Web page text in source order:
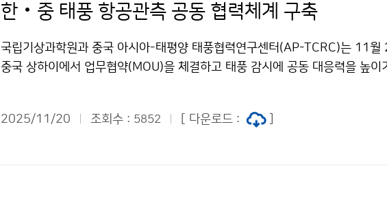
한‧중 태풍 항공관측 공동 협력체계 구축
국립기상과학원과 중국 아시아-태평양 태풍협력연구센터(AP-TCRC)는 11월
중국 상하이에서 업무협약(MOU)을 체결하고 태풍 감시에 공동 대응력을 높이
2025/11/20
조회수 : 5852 [ 다운로드 :